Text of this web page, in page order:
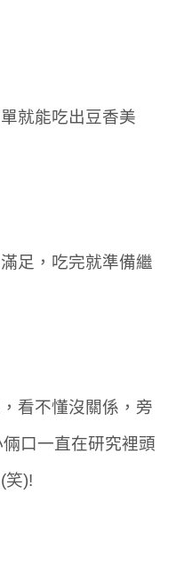
就能吃出豆香美
足，吃完就準備繼
看不懂沒關係，旁
口一直在研究裡頭
笑)!